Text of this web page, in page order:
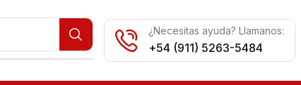
¿Necesitas ayuda? Llamanos:
+54 (911) 5263-5484